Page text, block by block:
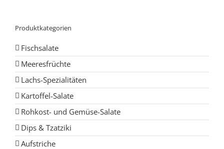
Produktkategorien
Fischsalate
Meeresfrüchte
Lachs-Spezialitäten
Kartoffel-Salate
Rohkost- und Gemüse-Salate
Dips & Tzatziki
Aufstriche